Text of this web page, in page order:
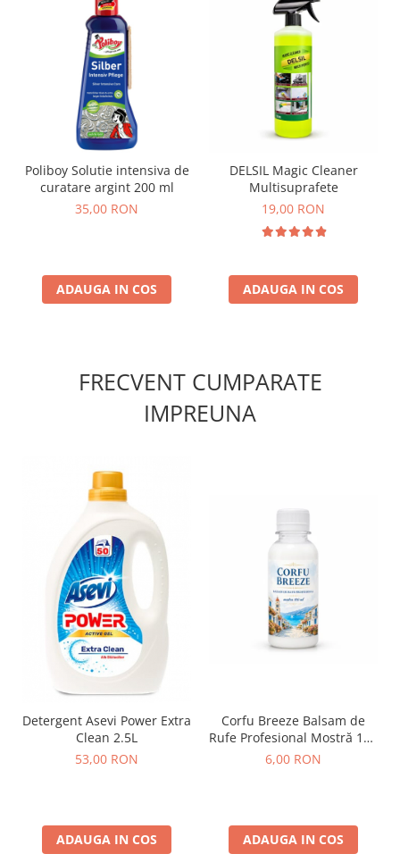
Poliboy Solutie intensiva de
curatare argint 200 ml
35,00 RON
ADAUGA IN COS
DELSIL Magic Cleaner
Multisuprafete
19,00 RON
ADAUGA IN COS
FRECVENT CUMPARATE
IMPREUNA
Detergent Asevi Power Extra
Clean 2.5L
53,00 RON
ADAUGA IN COS
Corfu Breeze Balsam de
Rufe Profesional Mostră 100
ml
6,00 RON
ADAUGA IN COS